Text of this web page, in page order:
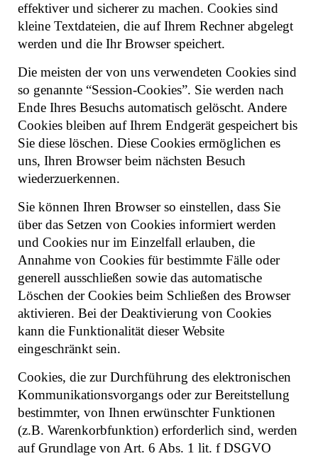
effektiver und sicherer zu machen. Cookies sind
kleine Textdateien, die auf Ihrem Rechner abgelegt
werden und die Ihr Browser speichert.
Die meisten der von uns verwendeten Cookies sind
so genannte “Session-Cookies”. Sie werden nach
Ende Ihres Besuchs automatisch gelöscht. Andere
Cookies bleiben auf Ihrem Endgerät gespeichert bis
Sie diese löschen. Diese Cookies ermöglichen es
uns, Ihren Browser beim nächsten Besuch
wiederzuerkennen.
Sie können Ihren Browser so einstellen, dass Sie
über das Setzen von Cookies informiert werden
und Cookies nur im Einzelfall erlauben, die
Annahme von Cookies für bestimmte Fälle oder
generell ausschließen sowie das automatische
Löschen der Cookies beim Schließen des Browser
aktivieren. Bei der Deaktivierung von Cookies
kann die Funktionalität dieser Website
eingeschränkt sein.
Cookies, die zur Durchführung des elektronischen
Kommunikationsvorgangs oder zur Bereitstellung
bestimmter, von Ihnen erwünschter Funktionen
(z.B. Warenkorbfunktion) erforderlich sind, werden
auf Grundlage von Art. 6 Abs. 1 lit. f DSGVO